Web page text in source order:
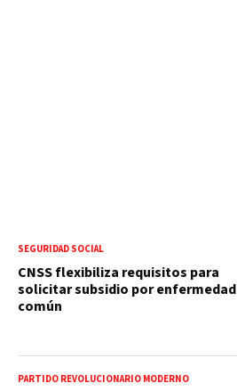
SEGURIDAD SOCIAL
CNSS flexibiliza requisitos para
solicitar subsidio por enfermedad
común
PARTIDO REVOLUCIONARIO MODERNO